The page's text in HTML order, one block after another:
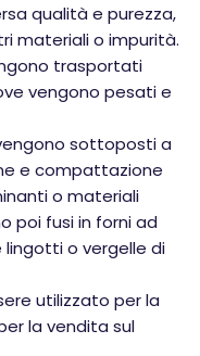
qualità e purezza,
materiali o impurità.
trasportati
vengono pesati e
sottoposti a
e compattazione
o materiali
poi fusi in forni ad
o vergelle di
utilizzato per la
la vendita sul